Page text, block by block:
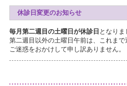
休診日変更のお知らせ
毎月第二週目の土曜日が休診日 となりま
第二週目以外の土曜日午前は、これまで
ご迷惑をおかけして申し訳ありません。